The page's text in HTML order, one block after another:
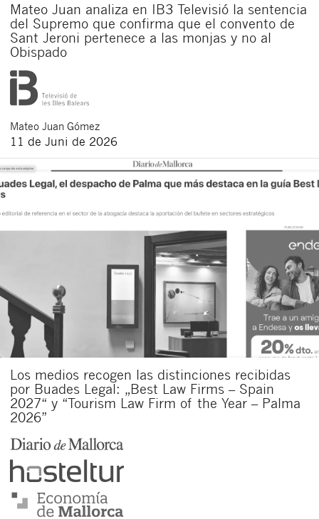
Mateo Juan analiza en IB3 Televisió la sentencia
del Supremo que confirma que el convento de
Sant Jeroni pertenece a las monjas y no al
Obispado
Mateo Juan Gómez
11 de Juni de 2026
Los medios recogen las distinciones recibidas
por Buades Legal: „Best Law Firms – Spain
2027“ y “Tourism Law Firm of the Year – Palma
2026”